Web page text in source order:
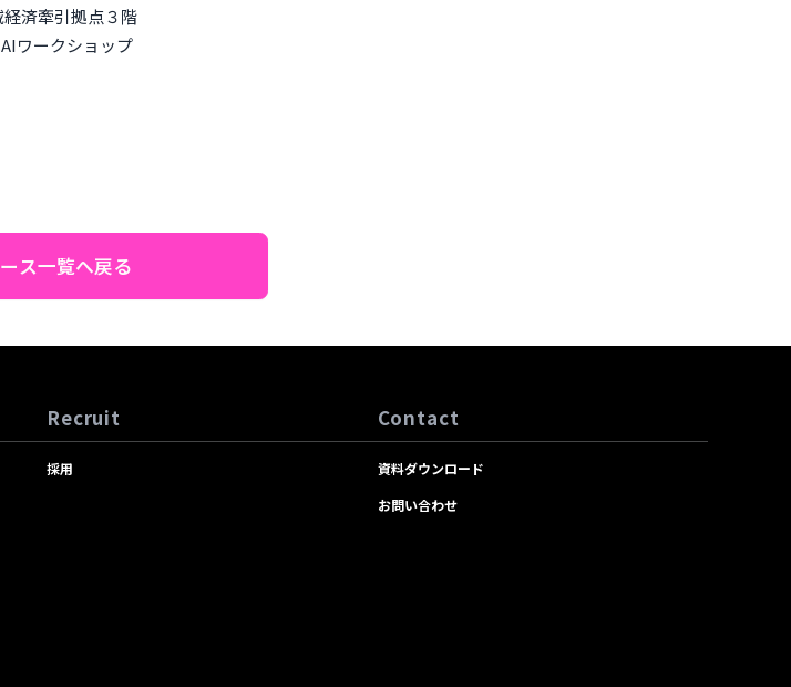
経済牽引拠点３階
ワークショップ
ス一覧へ戻る
Recruit
採用
Contact
資料ダウンロード
お問い合わせ